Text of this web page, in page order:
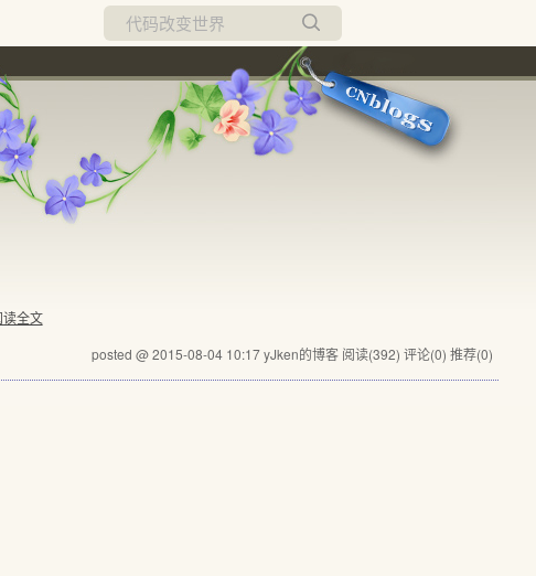
所有博客
当前博客
读全文
posted @ 2015-08-04 10:17 yJken的博客 阅读(392) 评论(0) 推荐(0)